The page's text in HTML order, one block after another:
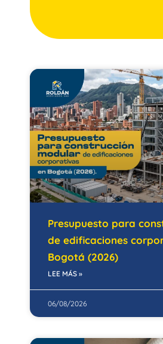
Presupuesto para
de edificaciones
Bogotá (2026)
LEE MÁS »
06/08/2026